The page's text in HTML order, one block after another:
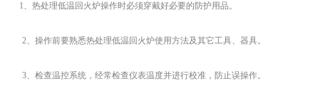
1、 热处理低温回火炉操作时必须穿戴好必要的防护用品。
2、 操作前要熟悉热处理低温回火炉使用方法及其它工具、器具。
3、 检查温控系统，经常检查仪表温度并进行校准，防止误操作。